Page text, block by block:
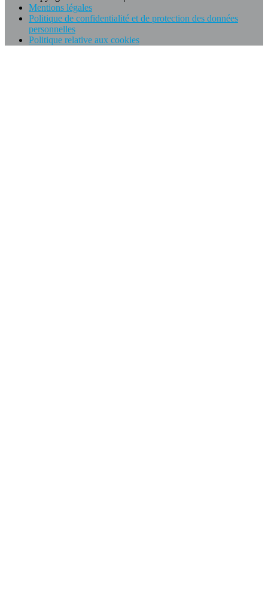
Mentions légales
Politique de confidentialité et de protection des données
personnelles
Politique relative aux cookies